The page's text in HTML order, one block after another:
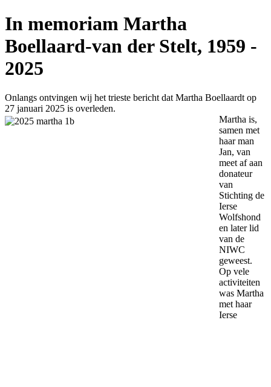
In memoriam Martha
Boellaard-van der Stelt, 1959 -
2025
Onlangs ontvingen wij het trieste bericht dat Martha Boellaardt op
27 januari 2025 is overleden.
Martha is,
samen met
haar man
Jan, van
meet af aan
donateur
van
Stichting de
Ierse
Wolfshond
en later lid
van de
NIWC
geweest.
Op vele
activiteiten
was Martha
met haar
Ierse